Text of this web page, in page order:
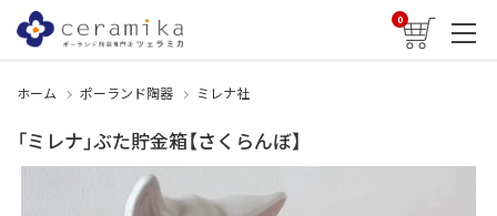
0
ホーム ポーランド陶器 ミレナ社
「ミレナ」ぶた貯金箱【さくらんぼ】